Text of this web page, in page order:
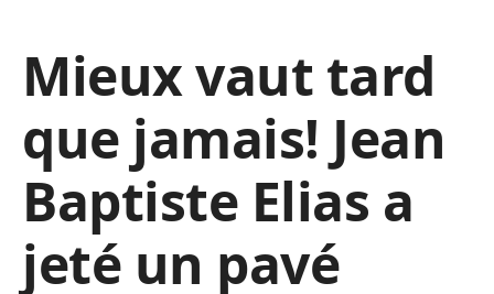
Mieux vaut tard
que jamais! Jean
Baptiste Elias a
jeté un pavé